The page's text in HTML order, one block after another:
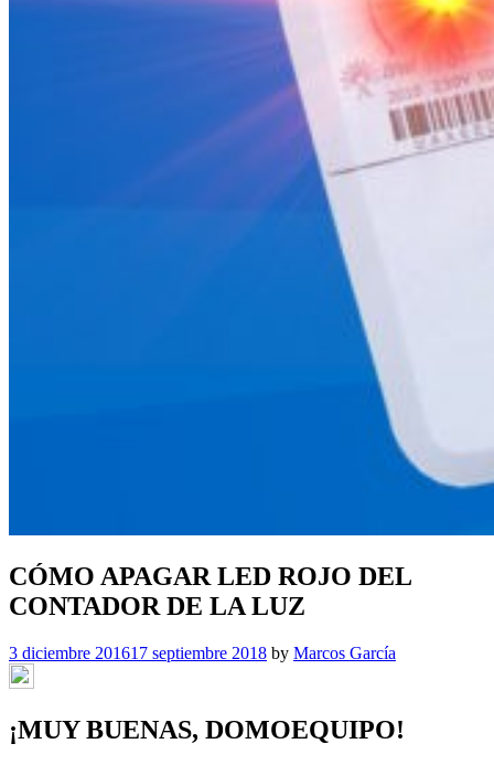
CÓMO APAGAR LED ROJO DEL
CONTADOR DE LA LUZ
3 diciembre 201617 septiembre 2018 by Marcos García
¡MUY BUENAS, DOMOEQUIPO!